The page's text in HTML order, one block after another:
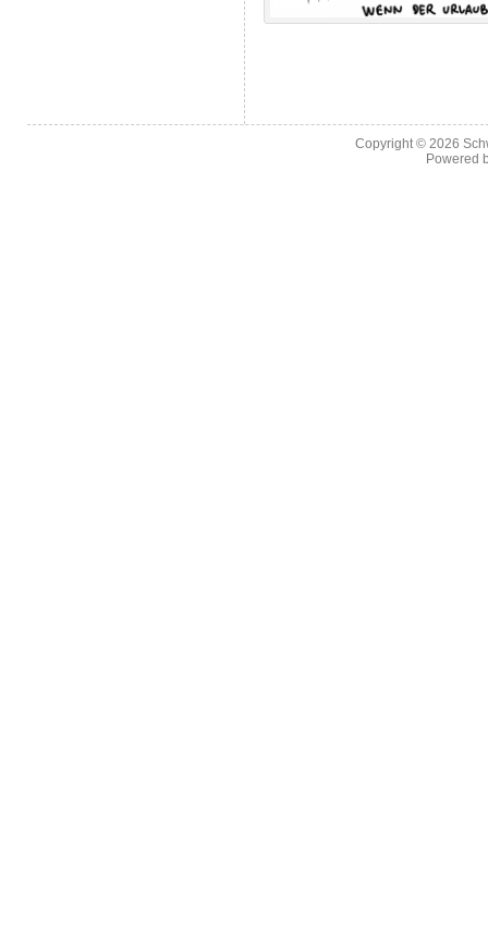
Copyright © 2026
Powered